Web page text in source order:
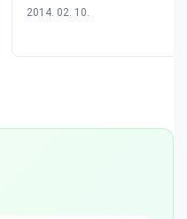
2014. 02. 10.